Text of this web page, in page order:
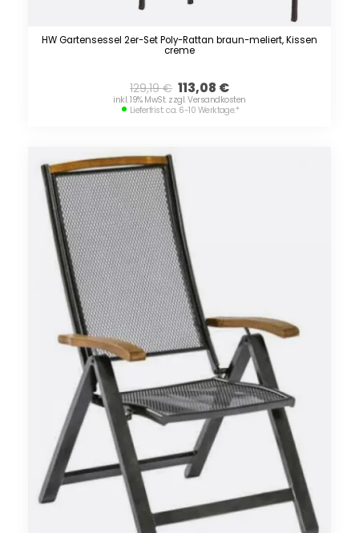
HW Gartensessel 2er-Set Poly-Rattan braun-meliert, Kissen
creme
129,19€ 113,08 €
inkl. 19% MwSt. zzgl. Versandkosten
Lieferfrist: ca. 6-10 Werktage.*